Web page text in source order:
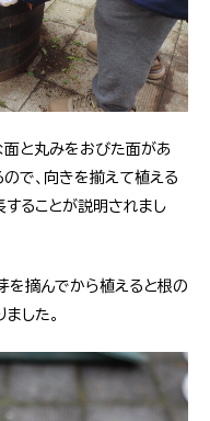
面と丸みをおびた面があ
で、向きを揃えて植える
ることが説明されまし
を摘んでから植えると根の
した。